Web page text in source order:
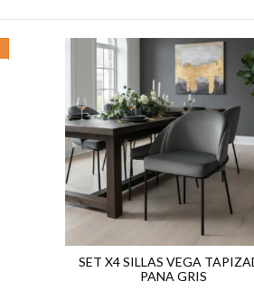
SET X4 SILLAS VEGA
PANA GRIS